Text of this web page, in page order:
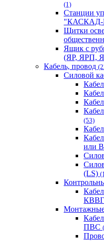
(1)
Станции
Щитки
Ящик с
(ЯР, ЯРП,
Кабель, провод
Силовой
(53)
или
(LS)
ПВС